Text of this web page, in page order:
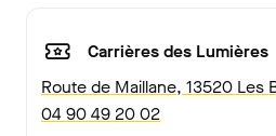
Carrières des Lumières
Route de Maillane, 13520 Les
04 90 49 20 02